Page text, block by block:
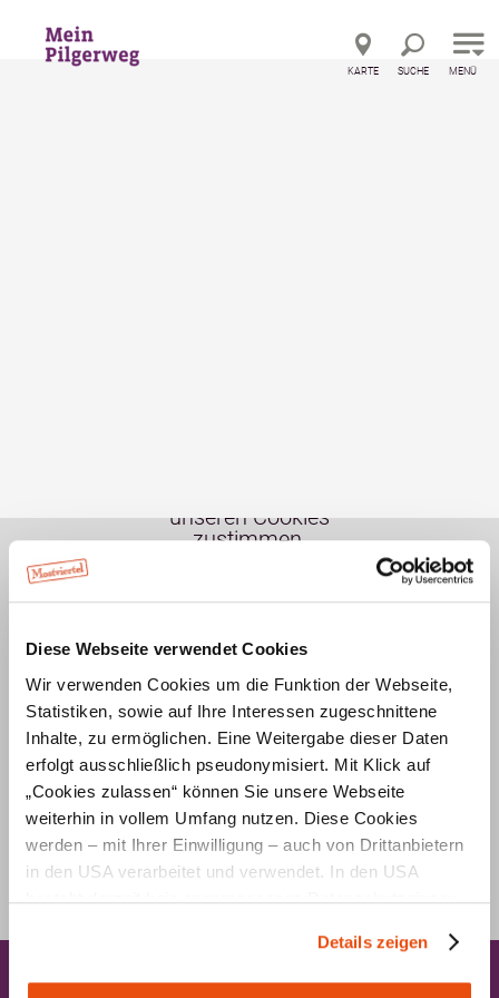
Diese Webseite verwendet Cookies
Wir verwenden Cookies um die Funktion der Webseite,
Statistiken, sowie auf Ihre Interessen zugeschnittene
Inhalte, zu ermöglichen. Eine Weitergabe dieser Daten
erfolgt ausschließlich pseudonymisiert. Mit Klick auf
„Cookies zulassen“ können Sie unsere Webseite
weiterhin in vollem Umfang nutzen. Diese Cookies
werden – mit Ihrer Einwilligung – auch von Drittanbietern
in den USA verarbeitet und verwendet. In den USA
besteht derzeit kein angemessenes Datenschutzniveau,
Sicherheitsbehörden entsprechende Anordnungen
gegenüber den Drittanbietern (Google und Meta
Details zeigen
Direkt zur Volltextsuche
Direkt zum Inhalt
KARTE SUCHE MENÜ
unseren Cookies
zustimmen.